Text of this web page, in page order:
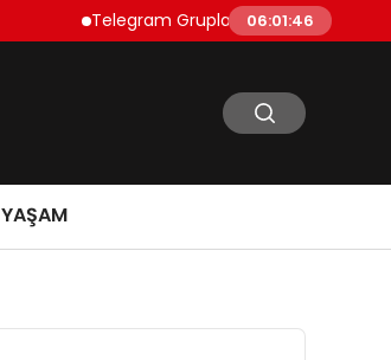
Telegram Grupları Nasıl Bulunur?:
06:01:47
YAŞAM